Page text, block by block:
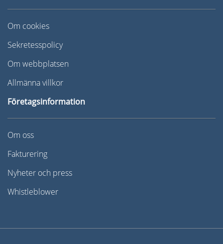
Om cookies
Sekretesspolicy
Om webbplatsen
Allmänna villkor
Företagsinformation
Om oss
Fakturering
Nyheter och press
Whistleblower